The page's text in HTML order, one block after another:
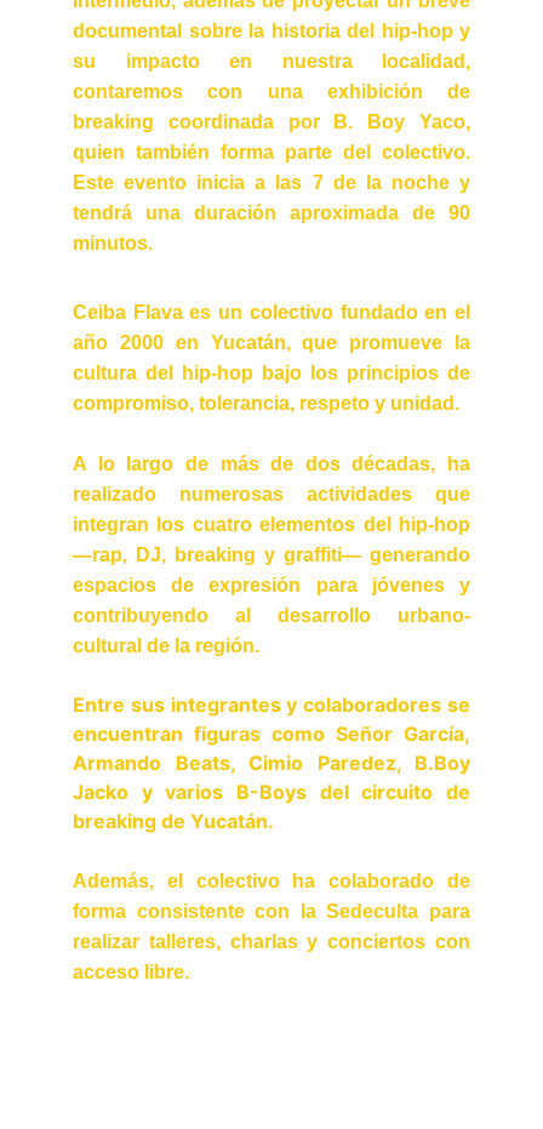
documental sobre la historia del hip-hop y
su impacto en nuestra localidad,
contaremos con una exhibición de
breaking coordinada por B. Boy Yaco,
quien también forma parte del colectivo.
Este evento inicia a las 7 de la noche y
tendrá una duración aproximada de 90
minutos.
Ceiba Flava es un colectivo fundado en el
año 2000 en Yucatán, que promueve la
cultura del hip-hop bajo los principios de
compromiso, tolerancia, respeto y unidad.
A lo largo de más de dos décadas, ha
realizado numerosas actividades que
integran los cuatro elementos del hip-hop
—rap, DJ, breaking y graffiti— generando
espacios de expresión para jóvenes y
contribuyendo al desarrollo urbano-
cultural de la región.
Entre sus integrantes y colaboradores se
encuentran figuras como Señor García,
Armando Beats, Cimio Paredez, B.Boy
Jacko y varios B-Boys del circuito de
breaking de Yucatán.
Además, el colectivo ha colaborado de
forma consistente con la Sedeculta para
realizar talleres, charlas y conciertos con
acceso libre.